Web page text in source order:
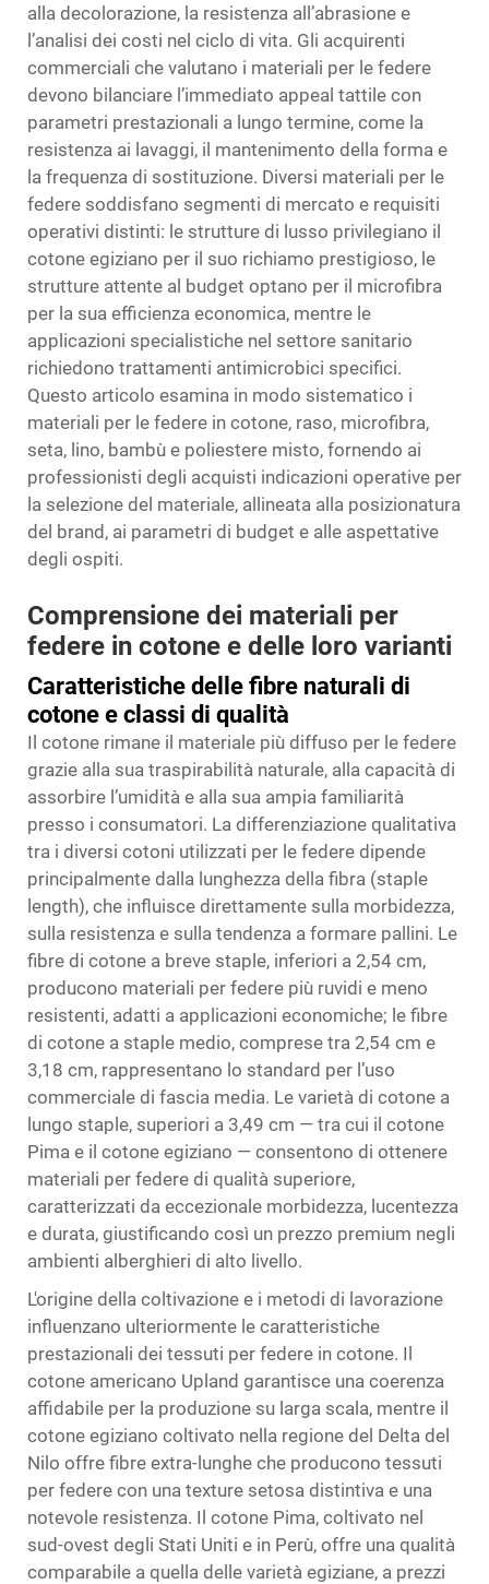
alla decolorazione, la resistenza all’abrasione e
l’analisi dei costi nel ciclo di vita. Gli acquirenti
commerciali che valutano i materiali per le federe
devono bilanciare l’immediato appeal tattile con
parametri prestazionali a lungo termine, come la
resistenza ai lavaggi, il mantenimento della forma e
la frequenza di sostituzione. Diversi materiali per le
federe soddisfano segmenti di mercato e requisiti
operativi distinti: le strutture di lusso privilegiano il
cotone egiziano per il suo richiamo prestigioso, le
strutture attente al budget optano per il microfibra
per la sua efficienza economica, mentre le
applicazioni specialistiche nel settore sanitario
richiedono trattamenti antimicrobici specifici.
Questo articolo esamina in modo sistematico i
materiali per le federe in cotone, raso, microfibra,
seta, lino, bambù e poliestere misto, fornendo ai
professionisti degli acquisti indicazioni operative per
la selezione del materiale, allineata alla posizionatura
del brand, ai parametri di budget e alle aspettative
degli ospiti.
Comprensione dei materiali per
federe in cotone e delle loro varianti
Caratteristiche delle fibre naturali di
cotone e classi di qualità
Il cotone rimane il materiale più diffuso per le federe
grazie alla sua traspirabilità naturale, alla capacità di
assorbire l’umidità e alla sua ampia familiarità
presso i consumatori. La differenziazione qualitativa
tra i diversi cotoni utilizzati per le federe dipende
principalmente dalla lunghezza della fibra (staple
length), che influisce direttamente sulla morbidezza,
sulla resistenza e sulla tendenza a formare pallini. Le
fibre di cotone a breve staple, inferiori a 2,54 cm,
producono materiali per federe più ruvidi e meno
resistenti, adatti a applicazioni economiche; le fibre
di cotone a staple medio, comprese tra 2,54 cm e
3,18 cm, rappresentano lo standard per l’uso
commerciale di fascia media. Le varietà di cotone a
lungo staple, superiori a 3,49 cm — tra cui il cotone
Pima e il cotone egiziano — consentono di ottenere
materiali per federe di qualità superiore,
caratterizzati da eccezionale morbidezza, lucentezza
e durata, giustificando così un prezzo premium negli
ambienti alberghieri di alto livello.
L'origine della coltivazione e i metodi di lavorazione
influenzano ulteriormente le caratteristiche
prestazionali dei tessuti per federe in cotone. Il
cotone americano Upland garantisce una coerenza
affidabile per la produzione su larga scala, mentre il
cotone egiziano coltivato nella regione del Delta del
Nilo offre fibre extra-lunghe che producono tessuti
per federe con una texture setosa distintiva e una
notevole resistenza. Il cotone Pima, coltivato nel
sud-ovest degli Stati Uniti e in Perù, offre una qualità
comparabile a quella delle varietà egiziane, a prezzi